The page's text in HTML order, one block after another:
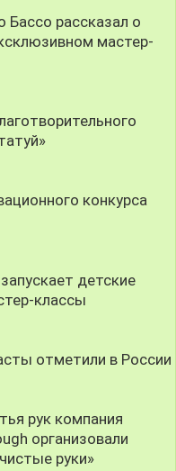
рассказал о
мастер-
конкурса
детские
классы
отметили в России
рук компания
организовали
руки»